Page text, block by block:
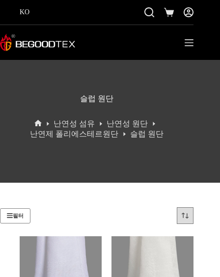
츠
로
바
KO
쇼
핑
슬럽 원단
홈
난연성 섬유
난연성 원단
난연제 폴리에스테르원단
슬럽 원단
필터